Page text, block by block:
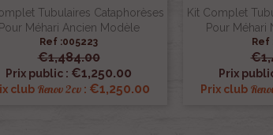
Tubulaires Cataphorèses
Pour Méhari Ancien Modèle
Ref :005223
€1,484.00
Prix public : €1,250.00
club Renov 2cv : €1,250.00
Quick view
Kit Complet
Pour Méhari
Ref
Prix
Prix club
